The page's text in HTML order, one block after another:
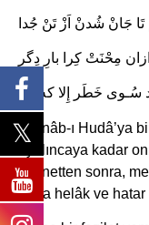
جَانْ شُدنْ اَزْ تَنْ جُدا
مِحْنَتْ كِرا بارِ دِگر
سُـوى خَطَر إِلا كه خَر
“Cenâb-ı Hudâ’ya
ayrılıncaya kadar
mihnetten sonra,
daha helâk ve hatar